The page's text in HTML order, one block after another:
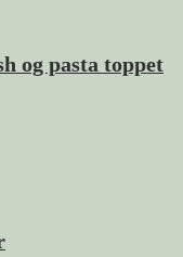
og pasta toppet